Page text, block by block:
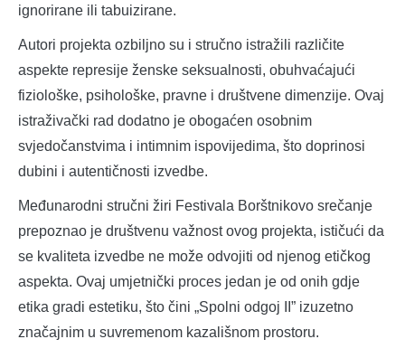
ignorirane ili tabuizirane.
Autori projekta ozbiljno su i stručno istražili različite
aspekte represije ženske seksualnosti, obuhvaćajući
fiziološke, psihološke, pravne i društvene dimenzije. Ovaj
istraživački rad dodatno je obogaćen osobnim
svjedočanstvima i intimnim ispovijedima, što doprinosi
dubini i autentičnosti izvedbe.
Međunarodni stručni žiri Festivala Borštnikovo srečanje
prepoznao je društvenu važnost ovog projekta, ističući da
se kvaliteta izvedbe ne može odvojiti od njenog etičkog
aspekta. Ovaj umjetnički proces jedan je od onih gdje
etika gradi estetiku, što čini „Spolni odgoj II” izuzetno
značajnim u suvremenom kazališnom prostoru.